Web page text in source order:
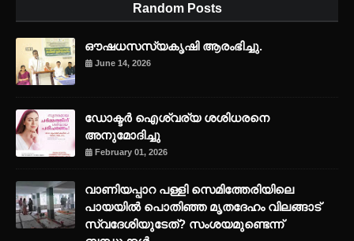
Random Posts
ഔഷധസസ്യകൃഷി ആരംഭിച്ചു.
June 14, 2026
ഡോക്ടർ ഐശ്വര്യ ശശിധരനെ
അനുമോദിച്ചു
February 01, 2026
വാണിയപ്പാറ പള്ളി സെമിത്തേരിയിലെ
പായയിൽ പൊതിഞ്ഞ മൃതദേഹം വിലങ്ങാട്
സ്വദേശിയുടേത്? സംശയമുണ്ടെന്ന്